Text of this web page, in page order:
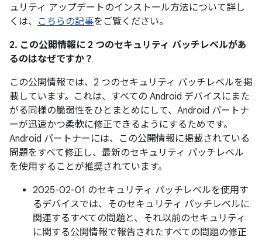
ュリティ アップデートのインストール方法について詳し
くは、 こちらの記事をご覧ください。
2. この公開情報に 2 つのセキュリティ パッチレベルがあ
るのはなぜですか？
この公開情報では、2 つのセキュリティ パッチレベルを掲
載しています。これは、すべての Android デバイスにまた
がる同様の脆弱性をひとまとめにして、Android パートナ
ーが迅速かつ柔軟に修正できるようにするためです。
Android パートナーには、この公開情報に掲載されている
問題をすべて修正し、最新のセキュリティ パッチレベル
を使用することが推奨されています。
2025-02-01 のセキュリティ パッチレベルを使用す
るデバイスでは、そのセキュリティ パッチレベルに
関連するすべての問題と、それ以前のセキュリティ
に関する公開情報で報告されたすべての問題の修正